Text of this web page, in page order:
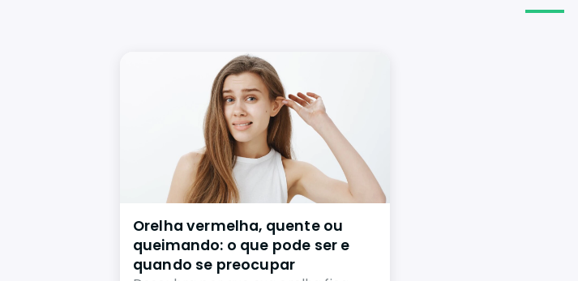
Orelha vermelha, quente ou
queimando: o que pode ser e
quando se preocupar